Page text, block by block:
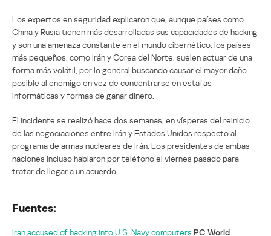
Los expertos en seguridad explicaron que, aunque países como
China y Rusia tienen más desarrolladas sus capacidades de hacking
y son una amenaza constante en el mundo cibernético, los países
más pequeños, como Irán y Corea del Norte, suelen actuar de una
forma más volátil, por lo general buscando causar el mayor daño
posible al enemigo en vez de concentrarse en estafas
informáticas y formas de ganar dinero.
El incidente se realizó hace dos semanas, en vísperas del reinicio
de las negociaciones entre Irán y Estados Unidos respecto al
programa de armas nucleares de Irán. Los presidentes de ambas
naciones incluso hablaron por teléfono el viernes pasado para
tratar de llegar a un acuerdo.
Fuentes:
Iran accused of hacking into U.S. Navy computers PC World